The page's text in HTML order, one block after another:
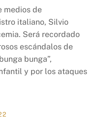
medios de
italiano, Silvio
Será recordado
escándalos de
bunga”,
y por los ataques